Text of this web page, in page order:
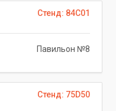
Стенд: 84C01
Павильон №8
Стенд: 75D50